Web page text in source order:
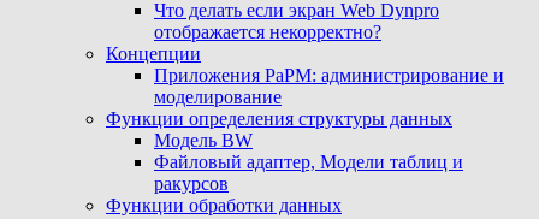
Что делать если экран Web Dynpro
отображается некорректно?
Концепции
Приложения PaPM: администрирование и
моделирование
Функции определения структуры данных
Модель BW
Файловый адаптер, Модели таблиц и
ракурсов
Функции обработки данных